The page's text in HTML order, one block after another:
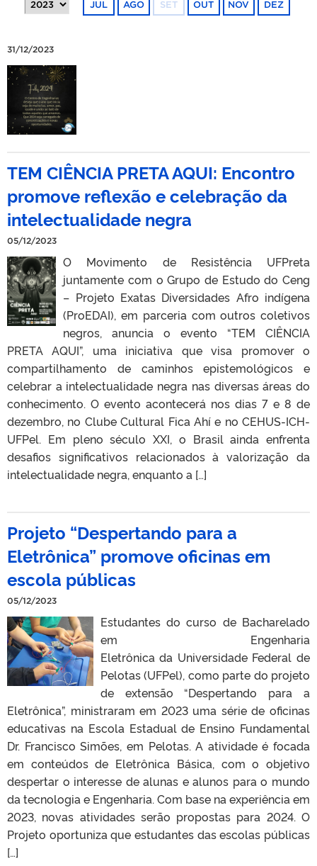
JUL AGO SET OUT NOV DEZ
31/12/2023
TEM CIÊNCIA PRETA AQUI: Encontro
promove reflexão e celebração da
intelectualidade negra
05/12/2023
O Movimento de Resistência UFPreta
juntamente com o Grupo de Estudo do Ceng
– Projeto Exatas Diversidades Afro indígena
(ProEDAI), em parceria com outros coletivos
negros, anuncia o evento “TEM CIÊNCIA
PRETA AQUI”, uma iniciativa que visa promover o
compartilhamento de caminhos epistemológicos e
celebrar a intelectualidade negra nas diversas áreas do
conhecimento. O evento acontecerá nos dias 7 e 8 de
dezembro, no Clube Cultural Fica Ahí e no CEHUS-ICH-
UFPel. Em pleno século XXI, o Brasil ainda enfrenta
desafios significativos relacionados à valorização da
intelectualidade negra, enquanto a […]
Projeto “Despertando para a
Eletrônica” promove oficinas em
escola públicas
05/12/2023
Estudantes do curso de Bacharelado
em Engenharia
Eletrônica da Universidade Federal de
Pelotas (UFPel), como parte do projeto
de extensão “Despertando para a
Eletrônica”, ministraram em 2023 uma série de oficinas
educativas na Escola Estadual de Ensino Fundamental
Dr. Francisco Simões, em Pelotas. A atividade é focada
em conteúdos de Eletrônica Básica, com o objetivo
despertar o interesse de alunas e alunos para o mundo
da tecnologia e Engenharia. Com base na experiência em
2023, novas atividades serão propostas para 2024. O
Projeto oportuniza que estudantes das escolas públicas
[…]